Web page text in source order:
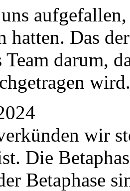
hatten. Das
Team darum,
wird.
wir
Die
Betaphase